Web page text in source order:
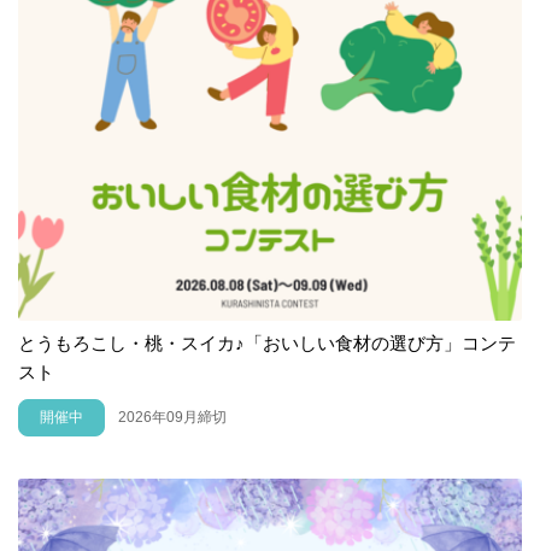
とうもろこし・桃・スイカ♪「おいしい食材の選び方」コンテ
スト
開催中 2026年09月締切